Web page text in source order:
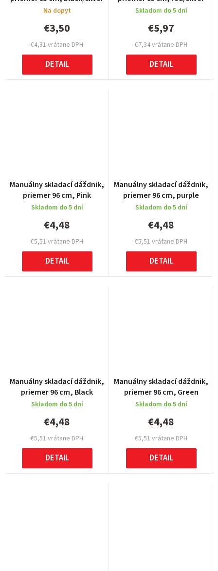
Na dopyt
€4,31 vrátane DPH
€3,50
DETAIL
Skladom do 5 dní
€7,34 vrátane DPH
€5,97
DETAIL
Manuálny skladací dáždnik,
priemer 96 cm, Pink
Skladom do 5 dní
€5,51 vrátane DPH
€4,48
DETAIL
Manuálny skladací dáždnik,
priemer 96 cm, purple
Skladom do 5 dní
€5,51 vrátane DPH
€4,48
DETAIL
Manuálny skladací dáždnik,
priemer 96 cm, Black
Skladom do 5 dní
€5,51 vrátane DPH
€4,48
DETAIL
Manuálny skladací dáždnik,
priemer 96 cm, Green
Skladom do 5 dní
€5,51 vrátane DPH
€4,48
DETAIL